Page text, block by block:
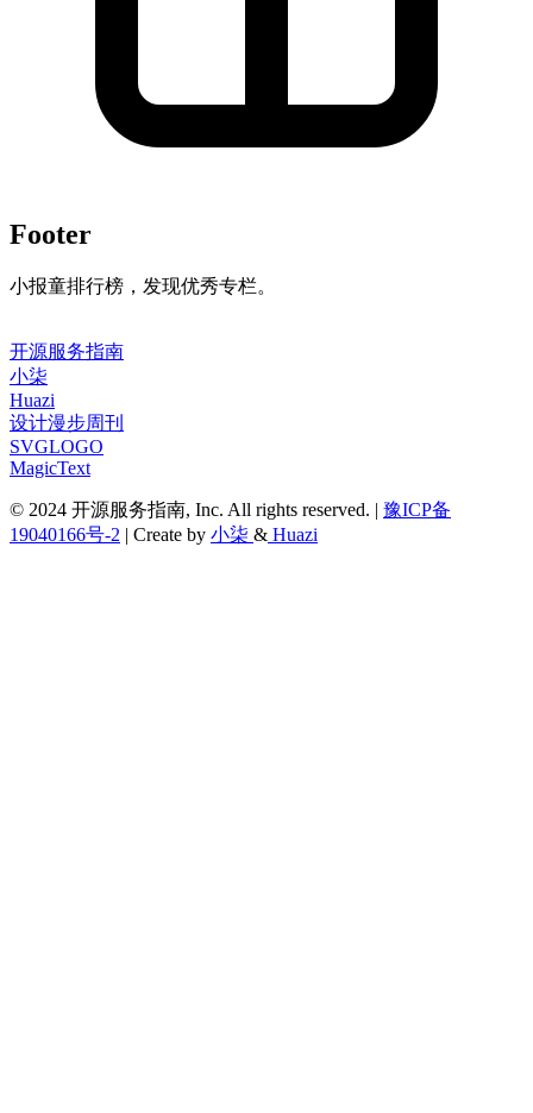
Footer
小报童排行榜，发现优秀专栏。
开源服务指南
小柒
Huazi
设计漫步周刊
SVGLOGO
MagicText
© 2024 开源服务指南, Inc. All rights reserved. | 豫ICP备
19040166号-2 | Create by 小柒 & Huazi